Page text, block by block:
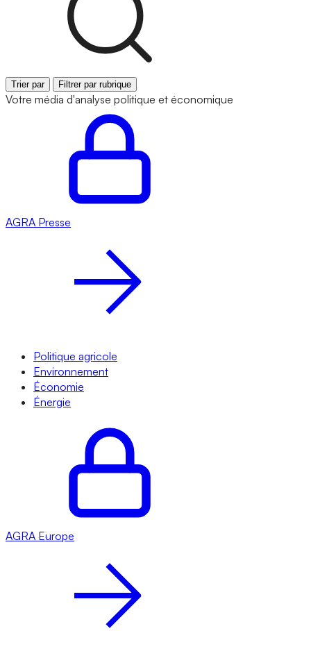
Trier par Filtrer par rubrique
Votre média d'analyse politique et économique
AGRA Presse
Politique agricole
Environnement
Économie
Énergie
AGRA Europe